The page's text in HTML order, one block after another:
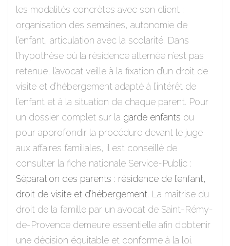
les modalités concrètes avec son client :
organisation des semaines, autonomie de
l’enfant, articulation avec la scolarité. Dans
l’hypothèse où la résidence alternée n’est pas
retenue, l’avocat veille à la fixation d’un droit de
visite et d’hébergement adapté à l’intérêt de
l’enfant et à la situation de chaque parent. Pour
un dossier complet sur la garde enfants ou
pour approfondir la procédure devant le juge
aux affaires familiales, il est conseillé de
consulter la fiche nationale Service-Public :
Séparation des parents : résidence de l’enfant,
droit de visite et d’hébergement. La maîtrise du
droit de la famille par un avocat de Saint-Rémy-
de-Provence demeure essentielle afin d’obtenir
une décision équitable et conforme à la loi.